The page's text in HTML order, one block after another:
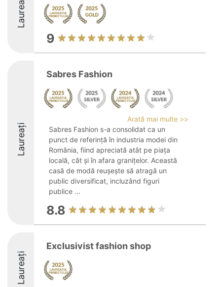
Laureați
9
Laureați
Sabres Fashion
Arată mai multe >>
Sabres Fashion s-a consolidat ca un
punct de referință în industria modei din
România, fiind apreciată atât pe piața
locală, cât și în afara granițelor. Această
casă de modă reușește să atragă un
public diversificat, incluzând figuri
publice ...
8.8
Laureați
Exclusivist fashion shop